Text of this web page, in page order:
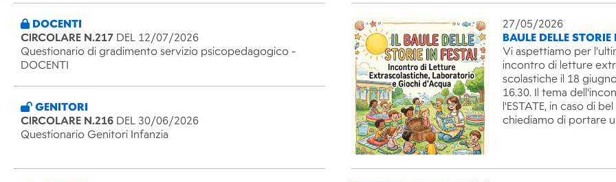
DOCENTI
CIRCOLARE N.217 DEL 12/07/2026
Questionario di gradimento servizio psicopedagogico -
DOCENTI
GENITORI
CIRCOLARE N.216 DEL 30/06/2026
Questionario Genitori Infanzia
27/05/2026
BAULE DELLE STORIE
Vi aspettiamo per
incontro di letture
scolastiche il 18
16.30. Il tema
l'ESTATE, in caso di
chiediamo di portare